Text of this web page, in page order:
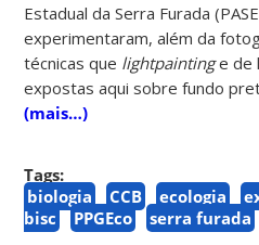
Estadual da Serra Furada
experimentaram, além da
técnicas que lightpaintinge de
expostas aqui sobre fundo
(mais…)
Tags:
biologia
CCB ecologia
bisc
PPGEco serra furada